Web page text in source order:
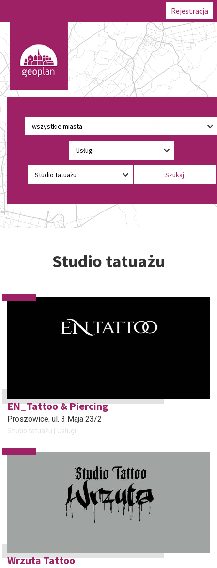
Rejestracja
Studio tatuażu
EN_Tattoo & Piercing
Proszowice, ul. 3 Maja 23/2
Studio tatuażu Usługi
Wrzuta Tattoo